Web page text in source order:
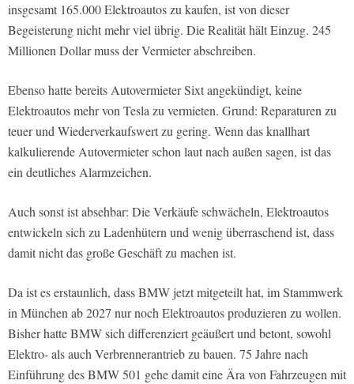
insgesamt 165.000 Elektroautos zu kaufen, ist von dieser
Begeisterung nicht mehr viel übrig. Die Realität hält Einzug. 245
Millionen Dollar muss der Vermieter abschreiben.
Ebenso hatte bereits Autovermieter Sixt angekündigt, keine
Elektroautos mehr von Tesla zu vermieten. Grund: Reparaturen zu
teuer und Wiederverkaufswert zu gering. Wenn das knallhart
kalkulierende Autovermieter schon laut nach außen sagen, ist das
ein deutliches Alarmzeichen.
Auch sonst ist absehbar: Die Verkäufe schwächeln, Elektroautos
entwickeln sich zu Ladenhütern und wenig überraschend ist, dass
damit nicht das große Geschäft zu machen ist.
Da ist es erstaunlich, dass BMW jetzt mitgeteilt hat, im Stammwerk
in München ab 2027 nur noch Elektroautos produzieren zu wollen.
Bisher hatte BMW sich differenziert geäußert und betont, sowohl
Elektro- als auch Verbrennerantrieb zu bauen. 75 Jahre nach
Einführung des BMW 501 gehe damit eine Ära von Fahrzeugen mit